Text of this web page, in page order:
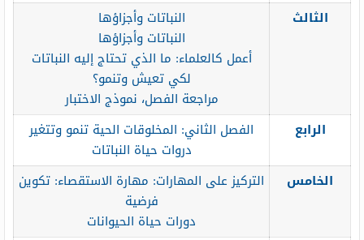
الثالث
النباتات وأجزاؤها
النباتات وأجزاؤها
أعمل كالعلماء: ما الذي تحتاج إليه النباتات
لكي تعيش وتنمو؟
مراجعة الفصل، نموذج الاختبار
الرابع
الفصل الثاني: المخلوقات الحية تنمو وتتغير
دروات حياة النباتات
الخامس
التركيز على المهارات: مهارة الاستقصاء: تكوين
فرضية
دورات حياة الحيوانات